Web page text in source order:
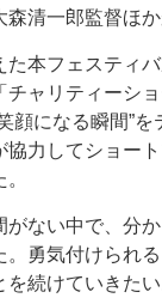
清一郎監督ほか
本フェスティ
チャリティーシ
顔になる瞬間”
協力してショー
ない中で、分
。勇気付けられ
を続けていきた